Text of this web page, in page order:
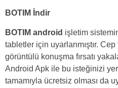
BOTIM İndir
BOTIM android işletim
tabletler için uyarlanmıştır. Cep
görüntülü konuşma fırsatı
Android Apk ile bu isteğinizi
tamamıyla ücretsiz olması da